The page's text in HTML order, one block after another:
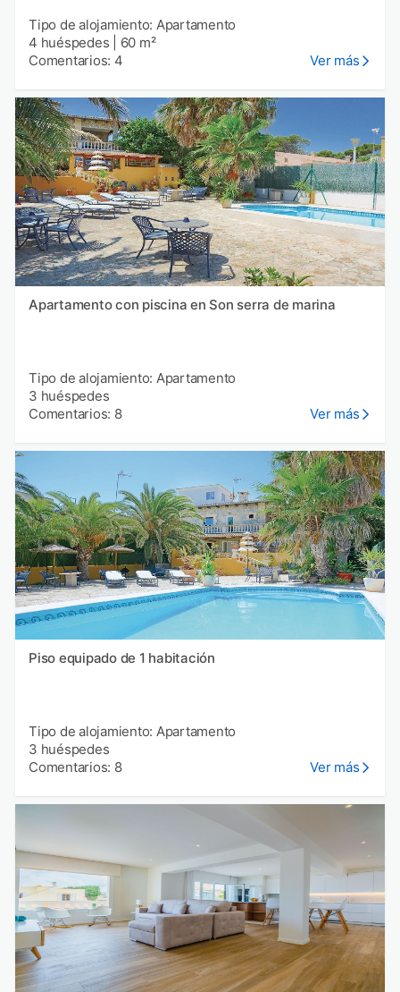
Tipo de alojamiento: Apartamento
4 huéspedes
60 m²
Comentarios: 4
Ver más
Apartamento con piscina en Son serra de marina
Tipo de alojamiento: Apartamento
3 huéspedes
Comentarios: 8
Ver más
Piso equipado de 1 habitación
Tipo de alojamiento: Apartamento
3 huéspedes
Comentarios: 8
Ver más